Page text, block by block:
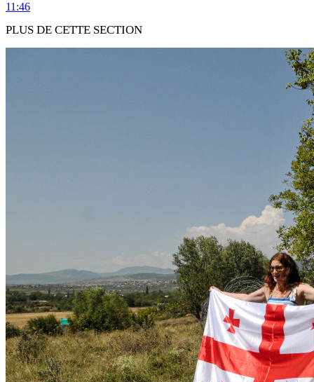
11:46
PLUS DE CETTE SECTION